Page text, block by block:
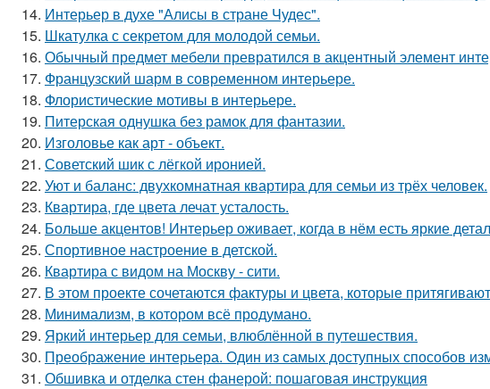
14. Интерьер в духе "Алисы в стране Чудес".
15. Шкатулка с секретом для молодой семьи.
16. Обычный предмет мебели превратился в акцентный элемент
17. Французский шарм в современном интерьере.
18. Флористические мотивы в интерьере.
19. Питерская однушка без рамок для фантазии.
20. Изголовье как арт - объект.
21. Советский шик с лёгкой иронией.
22. Уют и баланс: двухкомнатная квартира для семьи из трёх человек.
23. Квартира, где цвета лечат усталость.
24. Больше акцентов! Интерьер оживает, когда в нём есть яркие
25. Спортивное настроение в детской.
26. Квартира с видом на Москву - сити.
27. В этом проекте сочетаются фактуры и цвета, которые
28. Минимализм, в котором всё продумано.
29. Яркий интерьер для семьи, влюблённой в путешествия.
30. Преображение интерьера. Один из самых доступных способов
31. Обшивка и отделка стен фанерой: пошаговая инструкция